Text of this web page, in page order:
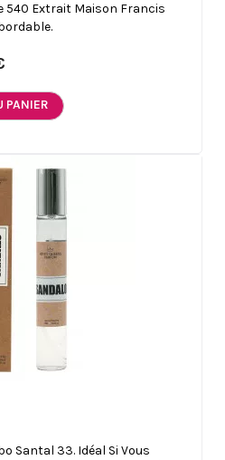
540 Extrait Maison Francis
PANIER
Santal 33. Idéal Si Vous